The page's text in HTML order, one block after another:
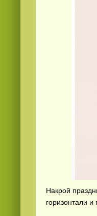
Накрой
горизонтали